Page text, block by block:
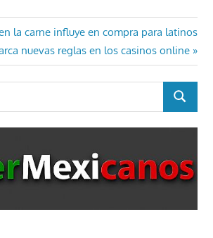
la carne influye en compra para latinos
nuevas reglas en los casinos online
BUSCAR